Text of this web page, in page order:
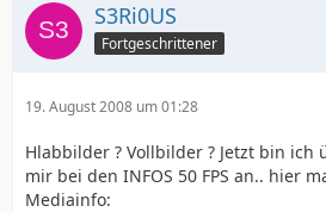
S3Ri0US
Fortgeschrittener
19. August 2008 um 01:28
Hlabbilder ? Vollbilder ? Jetzt bin ich
mir bei den INFOS 50 FPS an.. hier
Mediainfo: